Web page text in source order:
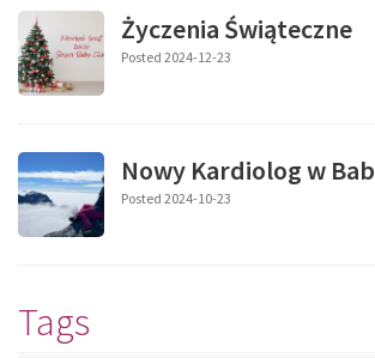
Życzenia Świąteczne
Posted 2024-12-23
Nowy Kardiolog w
Posted 2024-10-23
Tags